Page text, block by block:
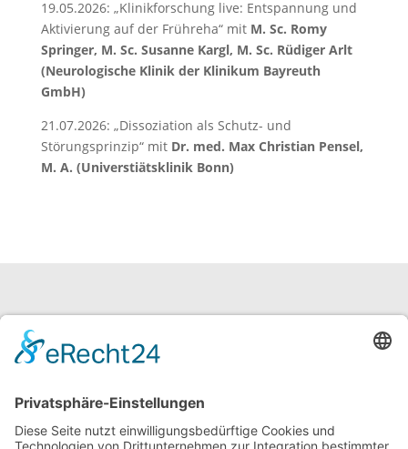
19.05.2026: „Klinikforschung live: Entspannung und
Aktivierung auf der Frühreha“ mit M. Sc. Romy
Springer, M. Sc. Susanne Kargl, M. Sc. Rüdiger Arlt
(Neurologische Klinik der Klinikum Bayreuth
GmbH)
21.07.2026: „Dissoziation als Schutz- und
Störungsprinzip“ mit Dr. med. Max Christian Pensel,
M. A. (Universtiätsklinik Bonn)
neuroraum Fortbildung
Gerhard Müller
Semmelstraße 36 / 38
97070 Würzburg
Tel: +49 (0) 931 46 07 90 33